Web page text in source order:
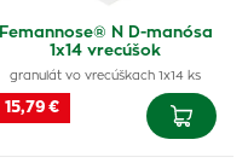
Femannose® N D-manósa
1x14 vrecúšok
granulát vo vrecúškach 1x14 ks
15,79 €